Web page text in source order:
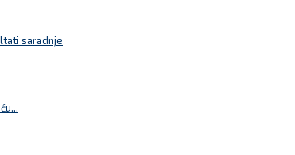
saradnje